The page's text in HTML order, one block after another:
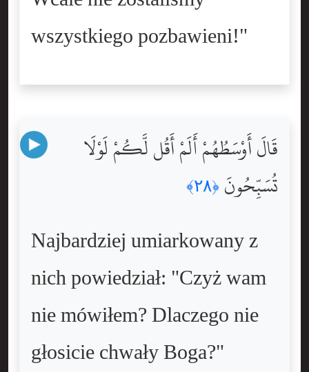
wszystkiego pozbawieni!"
قَالَ أَوْسَطُهُمْ أَلَمْ أَقُل لَّكُمْ لَوْلَا
تُسَبِّحُونَ ﴿٢٨﴾
Najbardziej umiarkowany z
nich powiedział: "Czyż wam
nie mówiłem? Dlaczego nie
głosicie chwały Boga?"